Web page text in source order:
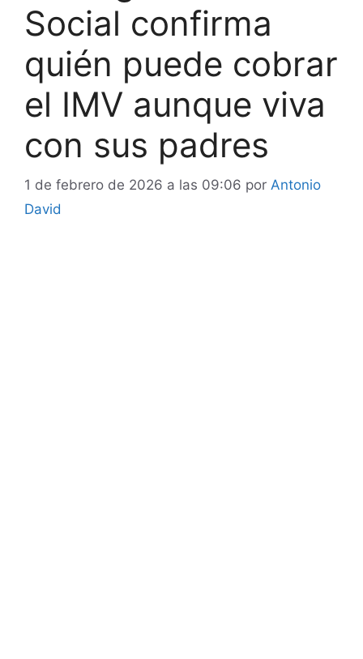
Social confirma
quién puede cobrar
el IMV aunque viva
con sus padres
1 de febrero de 2026 a las 09:06 por Antonio
David